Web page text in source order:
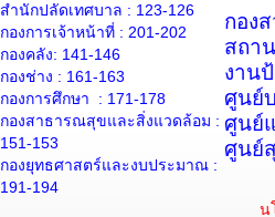
สำนักปลัดเทศบาล : 123-126
กองการเจ้าหน้าที่ : 201-202
กองคลัง: 141-146
กองช่าง : 161-163
กองการศึกษา : 171-178
กองสาธารณสุขและสิ่งแวดล้อม :
151-153
กองยุทธศาสตร์และงบประมาณ :
191-194
กอง
สถา
งาน
ศูนย์
ศูนย์
ศูนย์
น